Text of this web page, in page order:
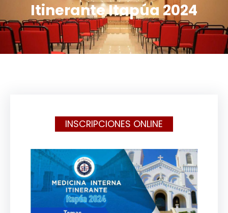
Itinerante Itapúa 2024
INSCRIPCIONES ONLINE